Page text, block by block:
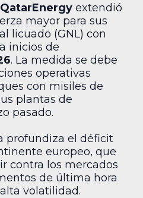
QatarEnergy extendió
mayor para sus
licuado (GNL) con
inicios de
. La medida se debe
operativas
con misiles de
plantas de
pasado.
profundiza el déficit
europeo, que
contra los mercados
de última hora
volatilidad.